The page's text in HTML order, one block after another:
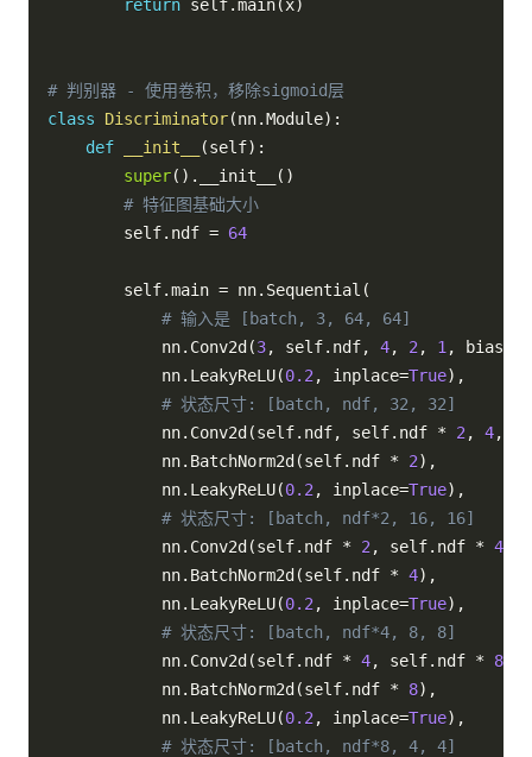
return self.main( x)
# 判别器 - 使用卷积，移除sigmoid层
class
Discriminator(nn.Module) :
def
__init__ (self) :
super( ) . __init__ ( )
# 特征图基础大小
        self
. ndf = 64
        self
.main = nn. Sequential (
# 输入是 [batch, 3, 64, 64]
            nn
. Conv2d (3, self. ndf, 4, 2 , 1 , bias
            nn
. LeakyReLU(0.2 , inplace=True) ,
# 状态尺寸: [batch, ndf, 32, 32]
            nn
. Conv2d (self. ndf, self. ndf * 2 , 4,
            nn
. BatchNorm2d (self. ndf * 2) ,
            nn
. LeakyReLU(0.2 , inplace=True) ,
# 状态尺寸: [batch, ndf*2, 16, 16]
            nn
. Conv2d (self. ndf * 2 , self. ndf * 4
            nn
. BatchNorm2d (self. ndf * 4) ,
            nn
. LeakyReLU(0.2 , inplace=True) ,
# 状态尺寸: [batch, ndf*4, 8, 8]
            nn
. Conv2d (self. ndf * 4, self. ndf * 8
            nn
. BatchNorm2d (self. ndf * 8) ,
            nn
. LeakyReLU(0.2 , inplace=True) ,
# 状态尺寸: [batch, ndf*8, 4, 4]